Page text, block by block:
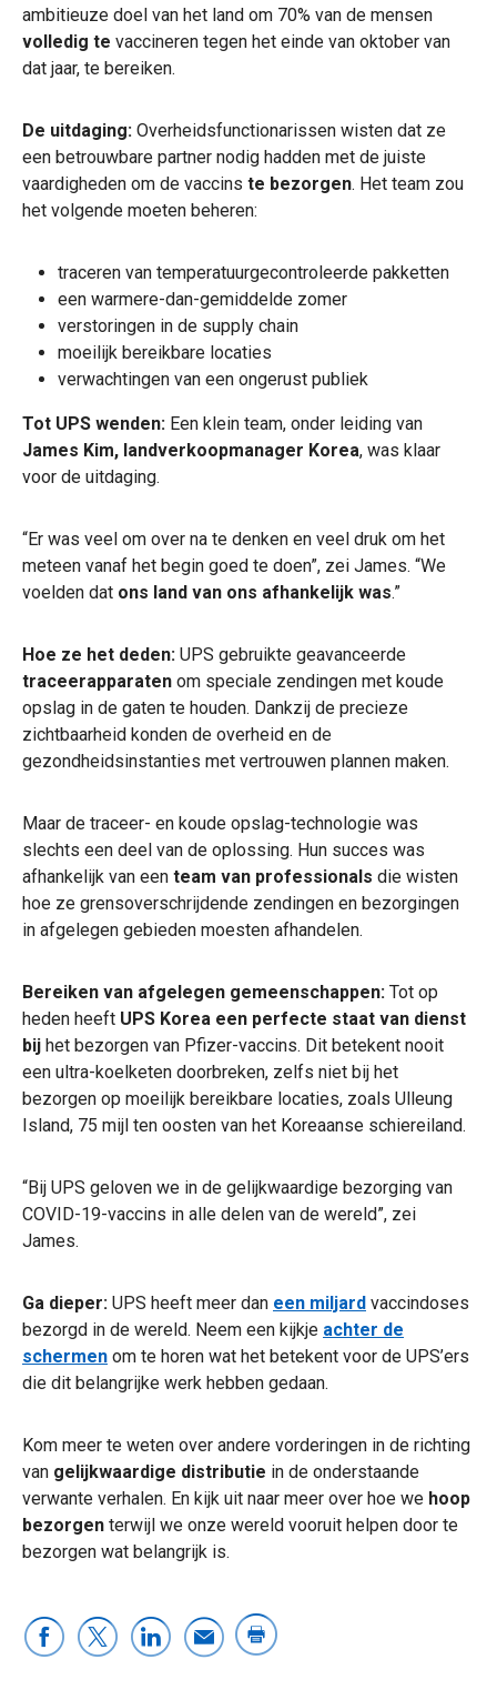
ambitieuze doel van het land om 70% van de mensen
volledig te vaccineren tegen het einde van oktober van
dat jaar, te bereiken.
De uitdaging: Overheidsfunctionarissen wisten dat ze
een betrouwbare partner nodig hadden met de juiste
vaardigheden om de vaccins te bezorgen. Het team zou
het volgende moeten beheren:
traceren van temperatuurgecontroleerde pakketten
een warmere-dan-gemiddelde zomer
verstoringen in de supply chain
moeilijk bereikbare locaties
verwachtingen van een ongerust publiek
Tot UPS wenden: Een klein team, onder leiding van
James Kim, landverkoopmanager Korea, was klaar
voor de uitdaging.
“Er was veel om over na te denken en veel druk om het
meteen vanaf het begin goed te doen”, zei James. “We
voelden dat ons land van ons afhankelijk was.”
Hoe ze het deden: UPS gebruikte geavanceerde
traceerapparaten om speciale zendingen met koude
opslag in de gaten te houden. Dankzij de precieze
zichtbaarheid konden de overheid en de
gezondheidsinstanties met vertrouwen plannen maken.
Maar de traceer- en koude opslag-technologie was
slechts een deel van de oplossing. Hun succes was
afhankelijk van een team van professionals die wisten
hoe ze grensoverschrijdende zendingen en bezorgingen
in afgelegen gebieden moesten afhandelen.
Bereiken van afgelegen gemeenschappen: Tot op
heden heeft UPS Korea een perfecte staat van dienst
bij het bezorgen van Pfizer-vaccins. Dit betekent nooit
een ultra-koelketen doorbreken, zelfs niet bij het
bezorgen op moeilijk bereikbare locaties, zoals Ulleung
Island, 75 mijl ten oosten van het Koreaanse schiereiland.
“Bij UPS geloven we in de gelijkwaardige bezorging van
COVID-19-vaccins in alle delen van de wereld”, zei
James.
Ga dieper: UPS heeft meer dan een miljard vaccindoses
bezorgd in de wereld. Neem een kijkje achter de
schermen om te horen wat het betekent voor de UPS’ers
die dit belangrijke werk hebben gedaan.
Kom meer te weten over andere vorderingen in de richting
van gelijkwaardige distributie in de onderstaande
verwante verhalen. En kijk uit naar meer over hoe we hoop
bezorgen terwijl we onze wereld vooruit helpen door te
bezorgen wat belangrijk is.